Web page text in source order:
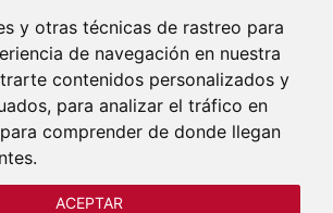
y otras técnicas de rastreo para
de navegación en nuestra
contenidos personalizados y
para analizar el tráfico en
comprender de donde llegan
ACEPTAR
COMPRAR ENTRADAS
de Teatro Clásico de Peñíscola